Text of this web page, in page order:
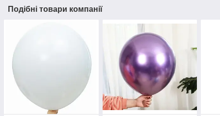
Подібні товари компанії